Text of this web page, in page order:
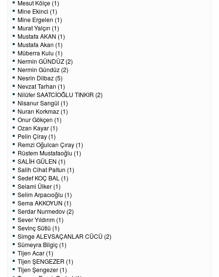
Mesut Kölçe (1)
Mine Ekinci (1)
Mine Ergelen (1)
Murat Yalçın (1)
Mustafa AKAN (1)
Mustafa Akan (1)
Müberra Kulu (1)
Nermin GÜNDÜZ (2)
Nermin Gündüz (2)
Nesrin Dilbaz (5)
Nevzat Tarhan (1)
Nilüfer SAATCİOĞLU TINKIR (2)
Nisanur Sarıgül (1)
Nuran Korkmaz (1)
Onur Gökçen (1)
Ozan Kayar (1)
Pelin Çiray (1)
Remzi Oğulcan Çıray (1)
Rüstem Mustafaoğlu (1)
SALİH GÜLEN (1)
Salih Cihat Paltun (1)
Sedef KOÇ BAL (1)
Selami Ülker (1)
Selim Arpacıoğlu (1)
Sema AKKOYUN (1)
Serdar Nurmedov (2)
Sever Yıldırım (1)
Sevinç Sütlü (1)
Simge ALEVSAÇANLAR CÜCÜ (2)
Sümeyra Bilgiç (1)
Tijen Acar (1)
Tijen ŞENGEZER (1)
Tijen Şengezer (1)